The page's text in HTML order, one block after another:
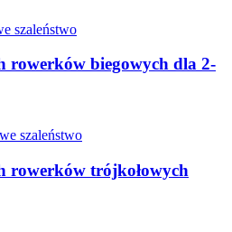
szaleństwo
rowerków biegowych dla 2-
szaleństwo
rowerków trójkołowych